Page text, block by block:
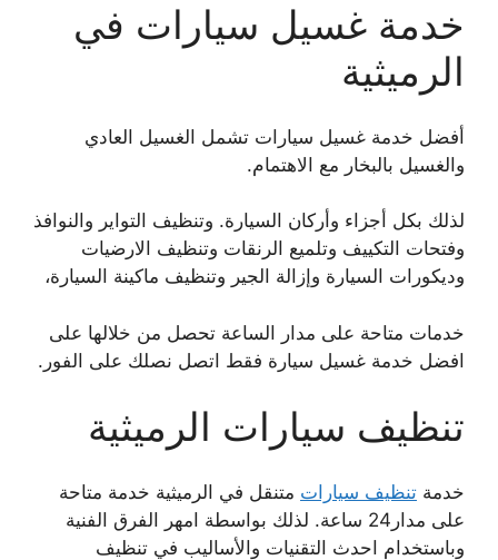
خدمة غسيل سيارات في
الرميثية
أفضل خدمة غسيل سيارات تشمل الغسيل العادي
والغسيل بالبخار مع الاهتمام.
لذلك بكل أجزاء وأركان السيارة. وتنظيف التواير والنوافذ
وفتحات التكييف وتلميع الرنقات وتنظيف الارضيات
وديكورات السيارة وإزالة الجير وتنظيف ماكينة السيارة،
خدمات متاحة على مدار الساعة تحصل من خلالها على
افضل خدمة غسيل سيارة فقط اتصل نصلك على الفور.
تنظيف سيارات الرميثية
خدمة تنظيف سيارات متنقل في الرميثية خدمة متاحة
على مدار24 ساعة. لذلك بواسطة امهر الفرق الفنية
وباستخدام احدث التقنيات والأساليب في تنظيف